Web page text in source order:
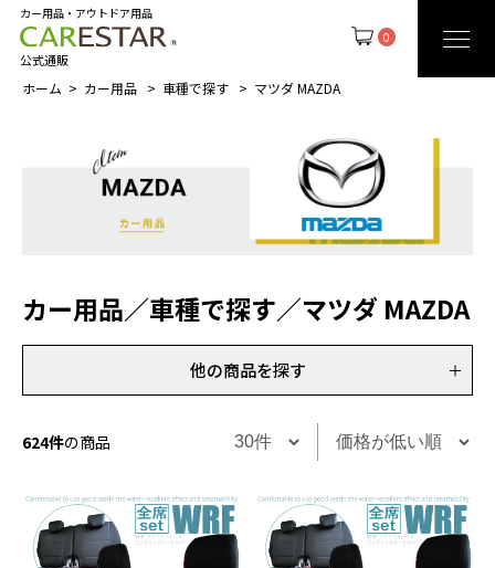
0
カー用品・アウトドア用品
公式通販
ホーム カー用品 車種で探す マツダ MAZDA
カー用品／車種で探す／マツダ MAZDA
他の商品を探す
624件の商品